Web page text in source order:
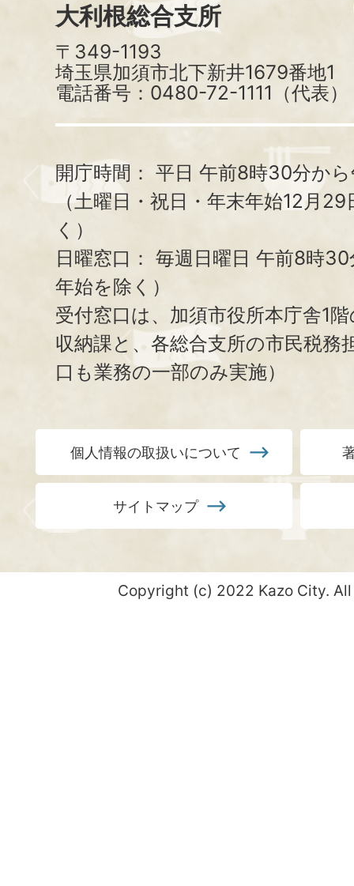
大利根総合支所
〒349-1193
埼玉県加須市北下新井1679番地1
電話番号：0480-72-1111（代表）
開庁時間： 平日 午前8時30分か
（土曜日・祝日・年末年始12月
く）
日曜窓口： 毎週日曜日 午前8時
年始を除く）
受付窓口は、加須市役所本庁舎1
収納課と、 各総合支所の市民税務
口も業務の一部のみ実施）
個人情報の取扱いについて
サイトマップ
Copyright (c) 2022 Kazo City.